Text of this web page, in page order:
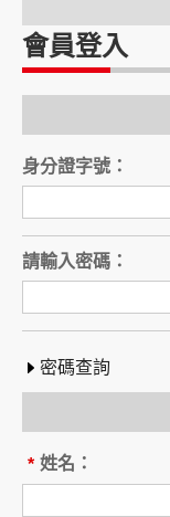
姓名：
與旅客關係：
旅行業
註冊編號：
營業所：
甲乙雙方同意
第一條（國外
本契約所謂國
其他國家或地
赴中國大陸旅
第二條（適用
之約定定之；
會員登入
身分證字號：
請輸入密碼：
密碼查詢
* 姓名：